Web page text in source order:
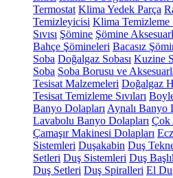
Termostat Klima Yedek Parça
Temizleyicisi Klima Temizleme
Sıvısı Şömine Şömine
Bahçe Şömineleri Bacasız
Soba Doğalgaz Sobası Kuzine
Soba Soba Borusu ve
Tesisat Malzemeleri Doğalgaz
Tesisat Temizleme Sıvıları
Banyo Dolapları Aynalı Banyo
Lavabolu Banyo Dolapları Çok
Çamaşır Makinesi Dolapları
Sistemleri Duşakabin Duş
Setleri Duş Sistemleri Duş
Duş Setleri Duş Spiralleri El